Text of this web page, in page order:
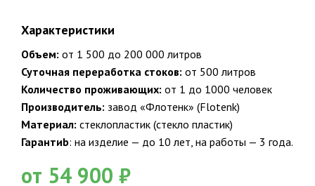
Характеристики
Объем: от 1 500 до 200 000 литров
Суточная переработка стоков: от 500 литров
Количество проживающих: от 1 до 1000 человек
Производитель: завод «Флотенк» (Flotenk)
Материал: стеклопластик (стекло пластик)
Гарантиb: на изделие — до 10 лет, на работы — 3 года.
от 54 900 ₽